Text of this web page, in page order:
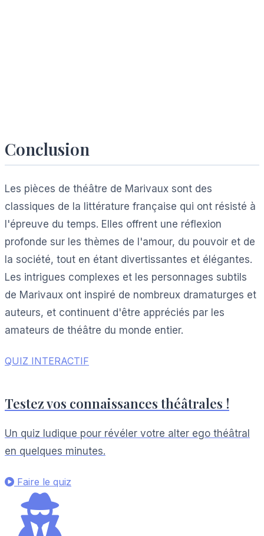
Conclusion
Les pièces de théâtre de Marivaux sont des
classiques de la littérature française qui ont résisté à
l'épreuve du temps. Elles offrent une réflexion
profonde sur les thèmes de l'amour, du pouvoir et de
la société, tout en étant divertissantes et élégantes.
Les intrigues complexes et les personnages subtils
de Marivaux ont inspiré de nombreux dramaturges et
auteurs, et continuent d'être appréciés par les
amateurs de théâtre du monde entier.
QUIZ INTERACTIF
Testez vos connaissances théâtrales !
Un quiz ludique pour révéler votre alter ego théâtral
en quelques minutes.
Faire le quiz